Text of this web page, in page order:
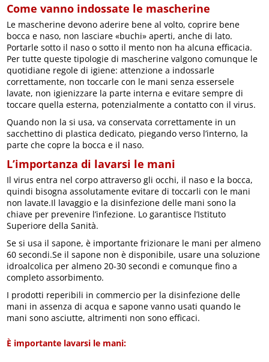
Come vanno indossate le mascherine
Le mascherine devono aderire bene al volto, coprire bene
bocca e naso, non lasciare «buchi» aperti, anche di lato.
Portarle sotto il naso o sotto il mento non ha alcuna efficacia.
Per tutte queste tipologie di mascherine valgono comunque le
quotidiane regole di igiene: attenzione a indossarle
correttamente, non toccarle con le mani senza essersele
lavate, non igienizzare la parte interna e evitare sempre di
toccare quella esterna, potenzialmente a contatto con il virus.
Quando non la si usa, va conservata correttamente in un
sacchettino di plastica dedicato, piegando verso l’interno, la
parte che copre la bocca e il naso.
L’importanza di lavarsi le mani
Il virus entra nel corpo attraverso gli occhi, il naso e la bocca,
quindi bisogna assolutamente evitare di toccarli con le mani
non lavate.Il lavaggio e la disinfezione delle mani sono la
chiave per prevenire l’infezione. Lo garantisce l’Istituto
Superiore della Sanità.
Se si usa il sapone, è importante frizionare le mani per almeno
60 secondi.Se il sapone non è disponibile, usare una soluzione
idroalcolica per almeno 20-30 secondi e comunque fino a
completo assorbimento.
I prodotti reperibili in commercio per la disinfezione delle
mani in assenza di acqua e sapone vanno usati quando le
mani sono asciutte, altrimenti non sono efficaci.
È importante lavarsi le mani: